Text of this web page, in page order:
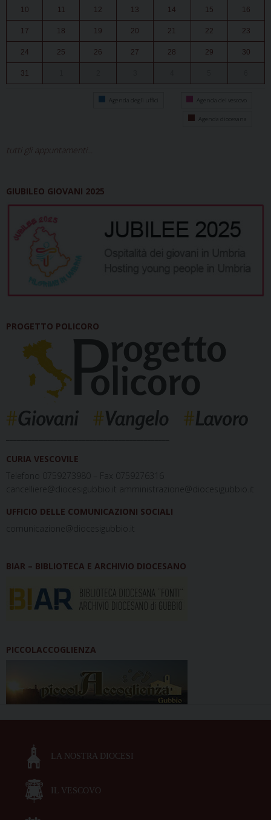
10 11 12 13 14 15 16
17 18 19 20 21 22 23
24 25 26 27 28 29 30
31
Agenda degli uffici Agenda del vescovo
Agenda diocesana
tutti gli appuntamenti...
GIUBILEO GIOVANI 2025
PROGETTO POLICORO
CURIA VESCOVILE
Telefono 0759273980 – Fax 0759276316
cancelliere@diocesigubbio.it amministrazione@diocesigubbio.it
UFFICIO DELLE COMUNICAZIONI SOCIALI
comunicazione@diocesigubbio.it
BIAR – BIBLIOTECA E ARCHIVIO DIOCESANO
PICCOLACCOGLIENZA
LA NOSTRA DIOCESI
IL VESCOVO